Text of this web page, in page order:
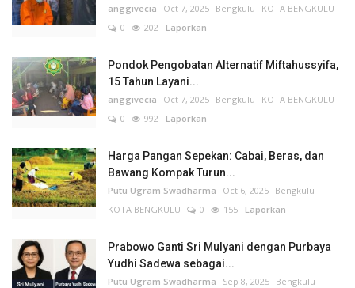
anggivecia Oct 7, 2025 Bengkulu
KOTA BENGKULU
0
202 Laporkan
Pondok Pengobatan Alternatif Miftahussyifa,
15 Tahun Layani...
anggivecia Oct 7, 2025 Bengkulu
KOTA BENGKULU
0
992 Laporkan
Harga Pangan Sepekan: Cabai, Beras, dan
Bawang Kompak Turun...
Putu Ugram Swadharma Oct 6, 2025 Bengkulu
KOTA BENGKULU
0 155 Laporkan
Prabowo Ganti Sri Mulyani dengan Purbaya
Yudhi Sadewa sebagai...
Putu Ugram Swadharma Sep 8, 2025 Bengkulu